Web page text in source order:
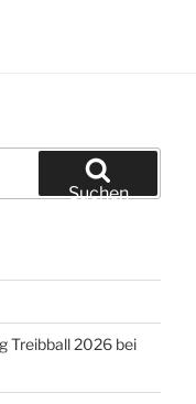
Suchen
Treibball 2026 bei